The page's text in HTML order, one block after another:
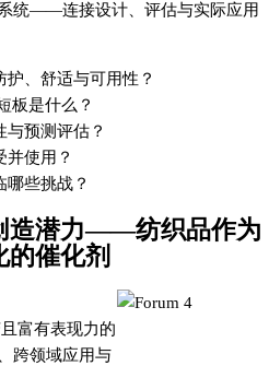
统——连接设计、评估与实际应用
、舒适与可用性？
板是什么？
与预测评估？
并使用？
哪些挑战？
造潜力——纺织品作为
的催化剂
富有表现力的
跨领域应用与